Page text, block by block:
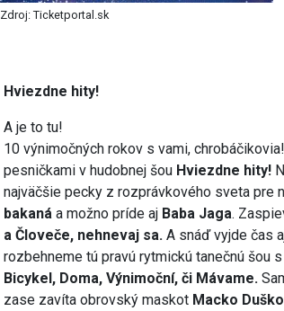
Zdroj: Ticketportal.sk
Hviezdne hity!
A je to tu!
10 výnimočných rokov s vami,
pesničkami v hudobnej šou Hviezdne hity!
najväčšie pecky z rozprávkového sveta pre
bakaná a možno príde aj Baba Jaga.
a Človeče, nehnevaj sa. A snáď vyjde čas
rozbehneme tú pravú rytmickú tanečnú šou
Bicykel, Doma, Výnimoční, či Mávame.
zase zavíta obrovský maskot Macko